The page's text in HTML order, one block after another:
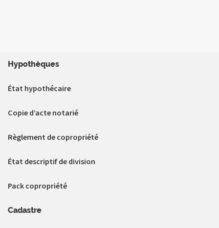
Hypothèques
État hypothécaire
Copie d’acte notarié
Règlement de copropriété
État descriptif de division
Pack copropriété
Cadastre